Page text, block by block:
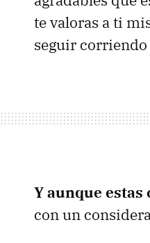
te valoras a ti
seguir
Y aunque
con un